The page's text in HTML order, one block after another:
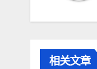
相关文章